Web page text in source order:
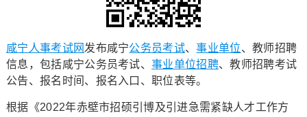
咸宁人事考试网 发布咸宁公务员考试、事业单位、教师招聘
信息，包括咸宁公务员考试、事业单位招聘、教师招聘考试
公告、报名时间、报名入口、职位表等。
根据《2022年赤壁市招硕引博及引进急需紧缺人才工作方